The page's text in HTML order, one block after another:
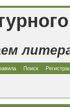
Поиск